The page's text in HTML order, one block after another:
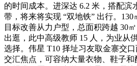
的时间成本。进深达 6.2 米，搭配滨
带，将来将实现 “双地铁” 出行。
目标改善从力户型，总面积跨越 30
出逛，此中高级教师 15 人，为业从
选择。伟星 T10 择址习友取金寨交
交汇焦点，可容纳大量衣物、鞋子